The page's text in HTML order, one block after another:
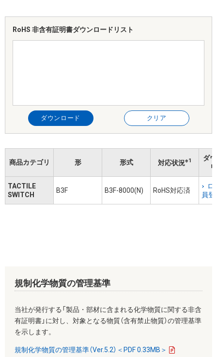
RoHS 非含有証明書ダウンロードリスト
ダウンロード クリア
商品カテゴリ 形 形式 対応状況※1
ダ
TACTILE
SWITCH
B3F B3F-8000(N) RoHS対応済
ロ
員登
規制化学物質の管理基準
当社が発行する「製品・部材に含まれる化学物質に関する非含
有証明書」に対し、対象となる物質（含有禁止物質）の管理基準
を示します。
規制化学物質の管理基準（Ver.5.2）＜PDF 0.33MB＞